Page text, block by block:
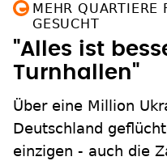
MEHR QUARTIERE
GESUCHT
"Alles ist
Turnhallen"
Über eine Million
Deutschland
einzigen - auch die